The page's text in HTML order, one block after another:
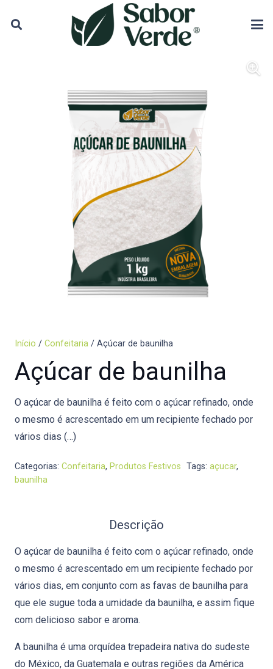
Início / Confeitaria / Açúcar de baunilha
Açúcar de baunilha
O açúcar de baunilha é feito com o açúcar refinado, onde
o mesmo é acrescentado em um recipiente fechado por
vários dias (…)
Categorias: Confeitaria, Produtos Festivos Tags: açucar,
baunilha
Descrição
O açúcar de baunilha é feito com o açúcar refinado, onde
o mesmo é acrescentado em um recipiente fechado por
vários dias, em conjunto com as favas de baunilha para
que ele sugue toda a umidade da baunilha, e assim fique
com delicioso sabor e aroma.
A baunilha é uma orquídea trepadeira nativa do sudeste
do México, da Guatemala e outras regiões da América